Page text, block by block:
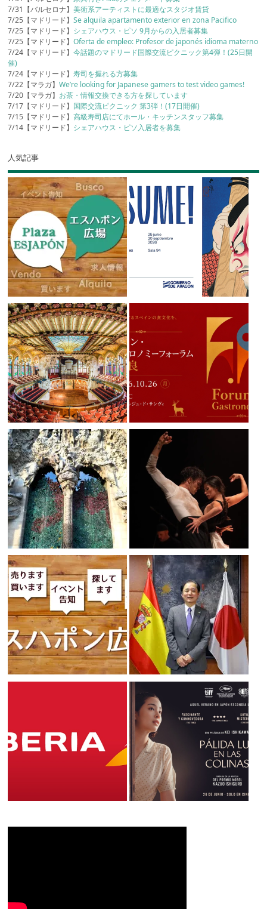
7/31【バルセロナ】美術系アーティストに最適なスタジオ賃貸
7/25【マドリード】Se alquila apartamento exterior en zona Pacifico
7/25【マドリード】 シェアハウス・ピソ 9月からの入居者募集
7/25【マドリード】Oferta de empleo: Profesor de japonés idioma materno
7/24【マドリード】今話題のマドリード国際交流ピクニック第4弾！(25日開
催)
7/24【マドリード】寿司を握れる方募集
7/22【マラガ】We’re looking for Japanese gamers to test video games!
7/20【マラガ】 お茶・情報交換できる方を探しています
7/17【マドリード】 国際交流ピクニック 第3弾！(17日開催)
7/15【マドリード】高級寿司店にてホール・キッチンスタッフ募集
7/14【マドリード】 シェアハウス・ピソ入居者を募集
人気記事